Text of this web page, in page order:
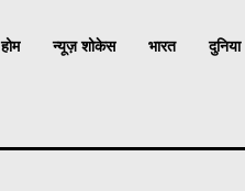
होम न्यूज़ शोकेस भारत दुनिया